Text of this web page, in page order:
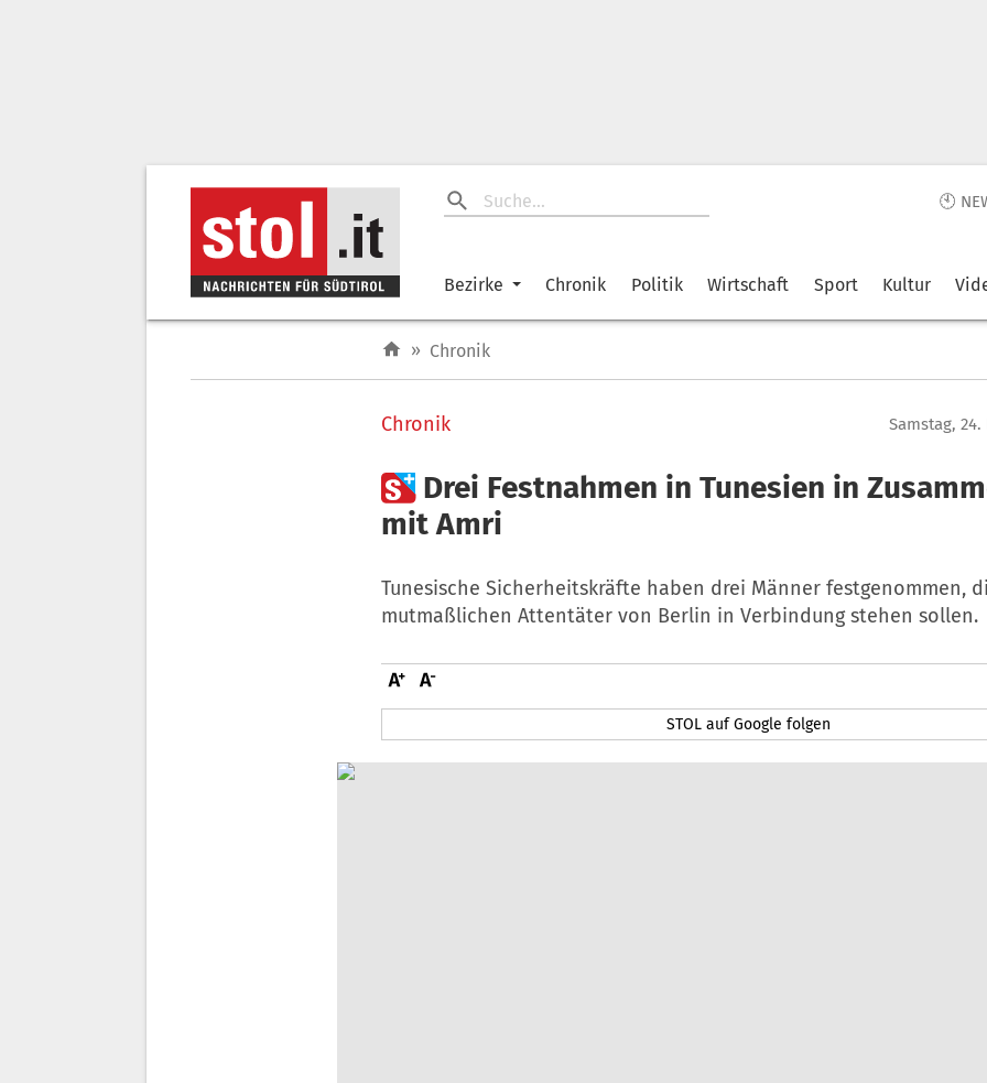
🕙
Bezirke Chronik Politik Wirtschaft Sport Kultur
» Chronik
Chronik Samstag,
 Drei Festnahmen in Tunesien in
mit Amri
Tunesische Sicherheitskräfte haben drei Männer festgenommen,
mutmaßlichen Attentäter von Berlin in Verbindung stehen sollen.
STOL auf Google folgen